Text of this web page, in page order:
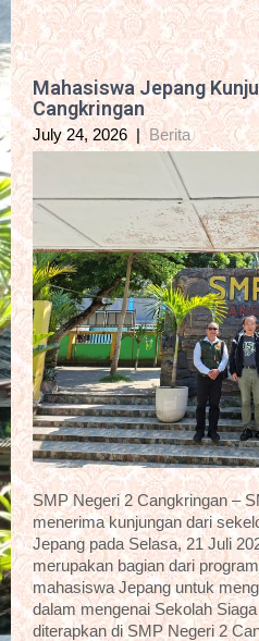
Mahasiswa Jepang
Cangkringan
July 24, 2026 |Berita
SMP Negeri 2 Cangkringan –
menerima kunjungan dari
Jepang pada Selasa, 21 Juli
merupakan bagian dari
mahasiswa Jepang untuk
dalam mengenai Sekolah
diterapkan di SMP Negeri 2